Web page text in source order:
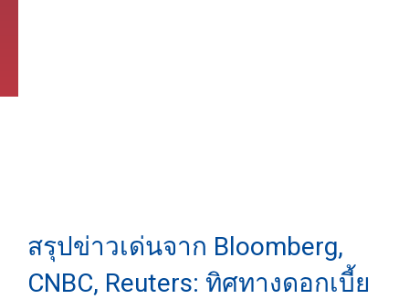
สรุปข่าวเด่นจาก Bloomberg,
CNBC, Reuters: ทิศทางดอกเบี้ย